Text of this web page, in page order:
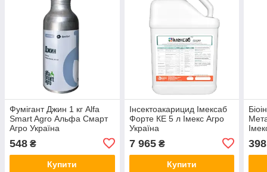
Фумігант Джин 1 кг Alfa
Smart Agro Альфа Смарт
Агро Україна
548 ₴
Купити
Інсектоакарицид Імексаб
Форте КЕ 5 л Імекс Агро
Україна
7 965₴
Купити
398